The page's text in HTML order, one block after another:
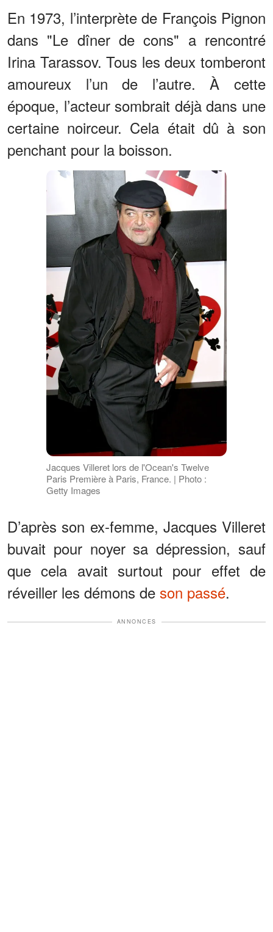
En 1973, l’interprète de François Pignon
dans "Le dîner de cons" a rencontré
Irina Tarassov. Tous les deux tomberont
amoureux l’un de l’autre. À cette
époque, l’acteur sombrait déjà dans une
certaine noirceur. Cela était dû à son
penchant pour la boisson.
Jacques Villeret lors de l'Ocean's Twelve
Paris Première à Paris, France. | Photo :
Getty Images
D’après son ex-femme, Jacques Villeret
buvait pour noyer sa dépression, sauf
que cela avait surtout pour effet de
réveiller les démons de son passé.
ANNONCES